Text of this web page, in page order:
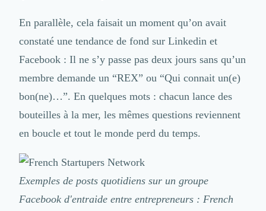
Recherche Utilisateur
Stratégie Digitale
Développement Logiciel
Création de Site Internet
Développement E-commerce
Direction Artistique
Cybersécurité
Intelligence Artificielle (IA)
Réalité Virtuelle (VR)
Bureaux d'Entreprise
Déménagement
En parallèle, cela faisait un moment qu’on avait
constaté une tendance de fond sur Linkedinet
Facebook : Il ne s’y passe pas deux jours sans qu’un
membre demande un “REX” ou “Qui connait un(e)
bon(ne)…”. En quelques mots : chacun lance des
bouteilles à la mer, les mêmes questions reviennent
en boucle et tout le monde perd du temps.
Exemples de posts quotidiens sur un groupe
Facebook d'entraide entre entrepreneurs : French